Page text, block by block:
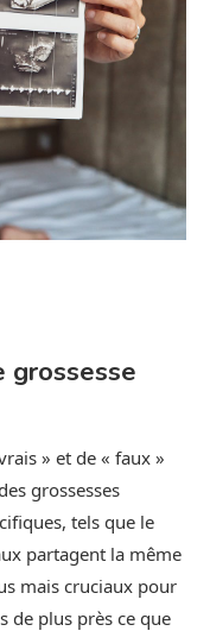
grossesse
» et de « faux »
grossesses
tels que le
partagent la même
mais cruciaux pour
de plus près ce que